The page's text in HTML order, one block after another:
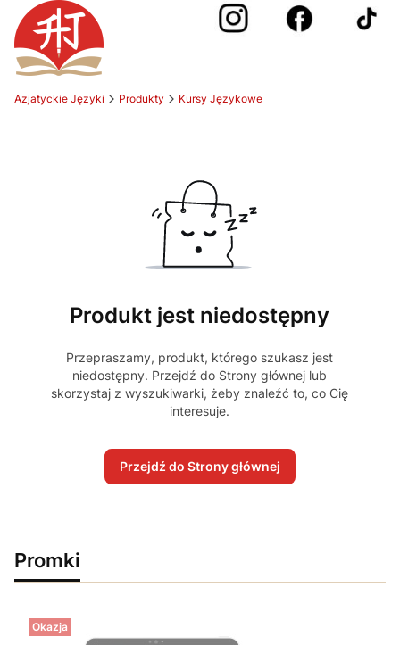
Azjatyckie Języki Produkty Kursy Językowe
Produkt jest niedostępny
Przepraszamy, produkt, którego szukasz jest
niedostępny. Przejdź do Strony głównej lub
skorzystaj z wyszukiwarki, żeby znaleźć to, co Cię
interesuje.
Przejdź do Strony głównej
Promki
Okazja